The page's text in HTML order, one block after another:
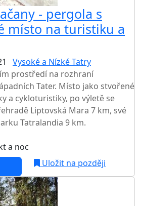
- pergola s
místo na turistiku a
Vysoké a Nízké Tatry
prostředí na rozhraní
Tater. Místo jako stvořené
a cykloturistiky, po výletě se
Liptovská Mara 7 km, své
Tatralandia 9 km.
a noc
Uložit na později